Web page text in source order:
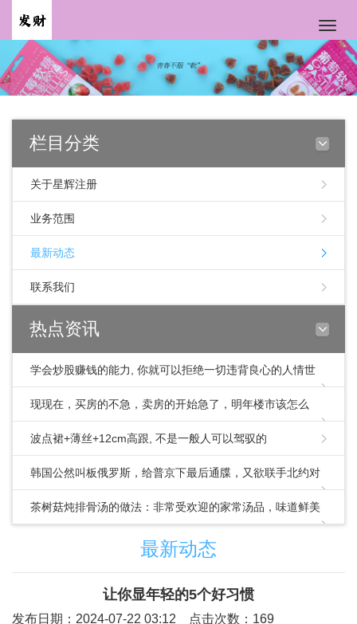
Toggle
栏目分类
关于星辉注册
业务范围
最新动态
联系我们
热点资讯
学会炒股赚钱的能力, 你就可以拒绝一切违背良心的人情世
故!
现现在，买房的不急，卖房的开始急了，明年楼市该怎么
走？_房地产市场_住房供给_政策
波点裙+薄丝+12cm高跟, 不是一般人可以驾驭的
韩国公然叫板俄罗斯，给普京下最后通牒，又欲联手北约对
华出招
茶树菇炖排骨汤的做法：非常受欢迎的家常汤品，味道鲜美
最新动态
让你显年轻的5个好习惯
发布日期：2024-07-22 03:12 点击次数：169